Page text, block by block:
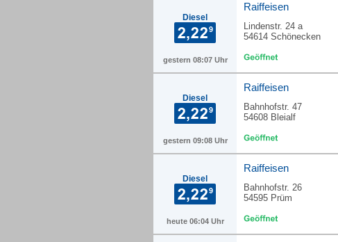
Diesel
gestern 08:07 Uhr
Raiffeisen
Lindenstr. 24 a
54614 Schönecken
Diesel
gestern 09:08 Uhr
Raiffeisen
Bahnhofstr. 47
54608 Bleialf
Diesel
heute 06:04 Uhr
Raiffeisen
Bahnhofstr. 26
54595 Prüm